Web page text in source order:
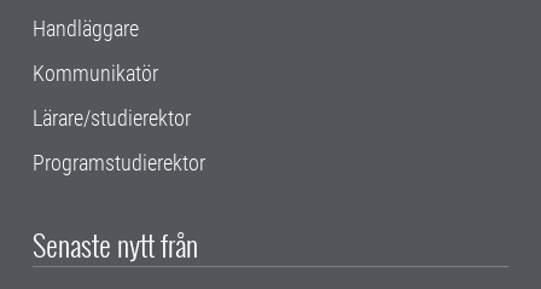
Handläggare
Kommunikatör
Lärare/studierektor
Programstudierektor
Senaste nytt från